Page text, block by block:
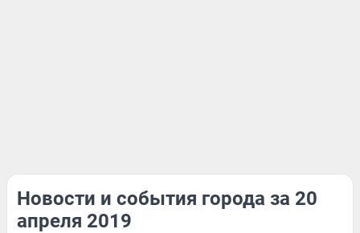
Новости и события города за 20
апреля 2019